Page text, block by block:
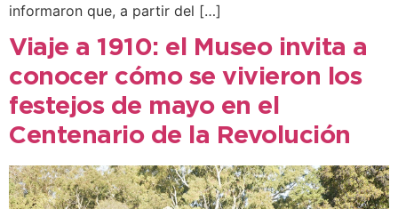
informaron que, a partir del […]
Viaje a 1910: el Museo invita a
conocer cómo se vivieron los
festejos de mayo en el
Centenario de la Revolución